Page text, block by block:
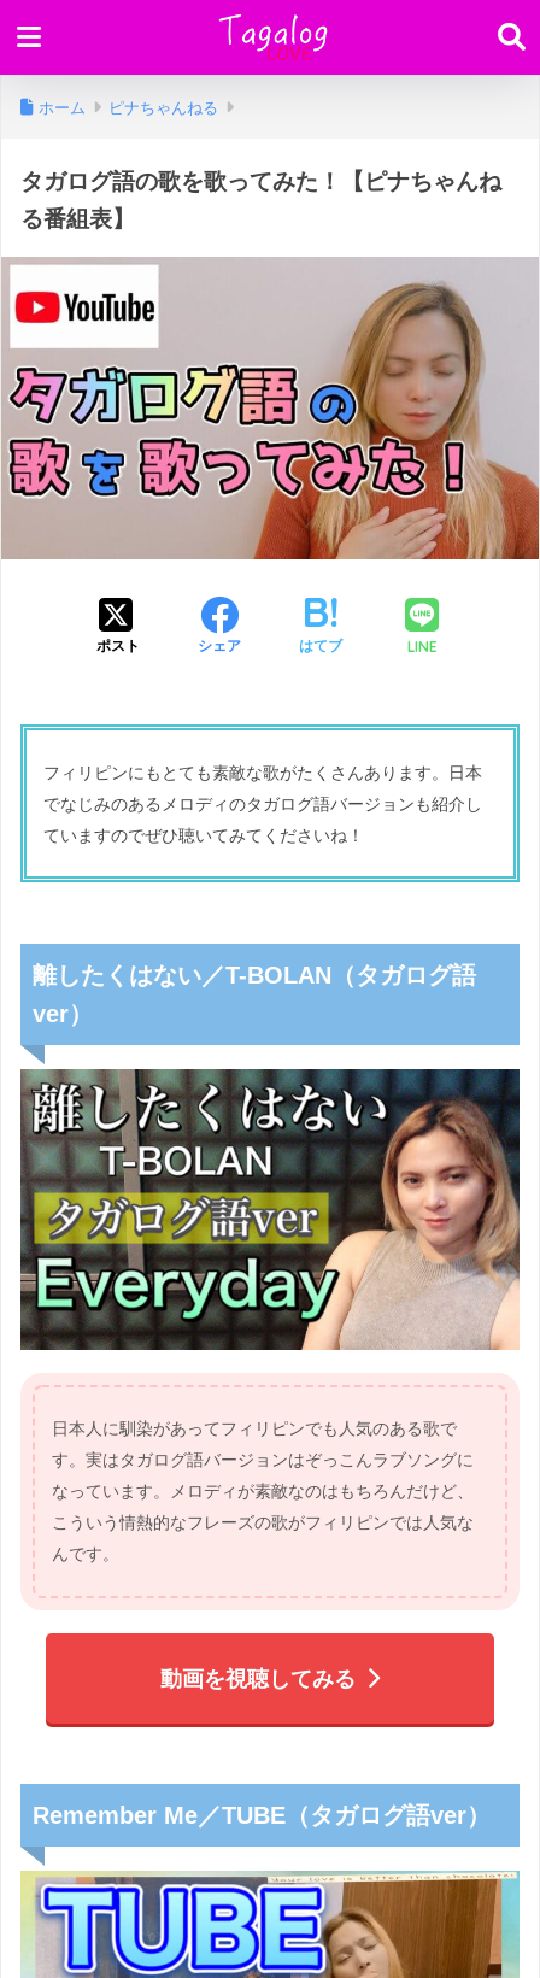
ホーム ピナちゃんねる
タガログ語の歌を歌ってみた！【ピナちゃんね
る番組表】
ポスト シェア はてブ LINE
フィリピンにもとても素敵な歌がたくさんあります。日本
でなじみのあるメロディのタガログ語バージョンも紹介し
ていますのでぜひ聴いてみてくださいね！
離したくはない／T-BOLAN（タガログ語
ver）
日本人に馴染があってフィリピンでも人気のある歌で
す。実はタガログ語バージョンはぞっこんラブソングに
なっています。メロディが素敵なのはもちろんだけど、
こういう情熱的なフレーズの歌がフィリピンでは人気な
んです。
動画を視聴してみる
Remember Me／TUBE（タガログ語ver）